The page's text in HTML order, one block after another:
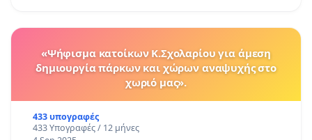
«Ψήφισμα κατοίκων Κ.Σχολαρίου για άμεση
δημιουργία πάρκων και χώρων αναψυχής στο
χωριό μας».
433 υπογραφές
433 Υπογραφές / 12 μήνες